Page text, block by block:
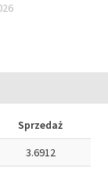
Sprzedaż
3.6912